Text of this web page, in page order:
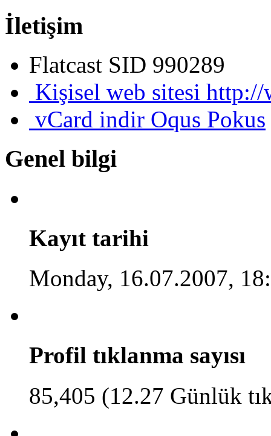
İletişim
Flatcast SID 990289
Kişisel web sitesi http://
vCard indir Oqus Pokus
Genel bilgi
Kayıt tarihi
Monday, 16.07.2007,
Profil tıklanma sayısı
85,405 (12.27 Günlük